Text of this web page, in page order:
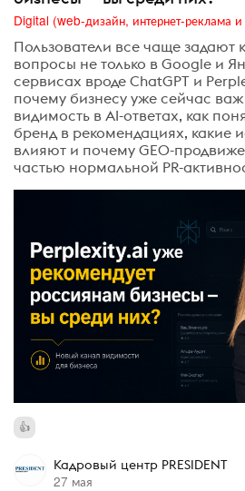
Пользователи все чаще задают
вопросы не только в Google и
сервисах вроде ChatGPT и
почему бизнесу уже сейчас
видимость в AI-ответах, как
бренд в рекомендациях, какие
влияют и почему GEO-
частью нормальной PR-
Кадровый центр PRESIDENT
27 мая